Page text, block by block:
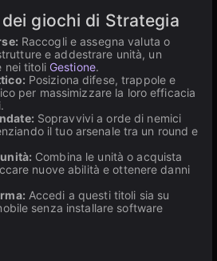
giochi di Strategia
Raccogli e assegna valuta o
e addestrare unità, un
nei titoli Gestione.
Posiziona difese, trappole e
per massimizzare la loro efficacia
Sopravvivi a orde di nemici
il tuo arsenale tra un round e
Combina le unità o acquista
nuove abilità e ottenere danni
Accedi a questi titoli sia su
senza installare software